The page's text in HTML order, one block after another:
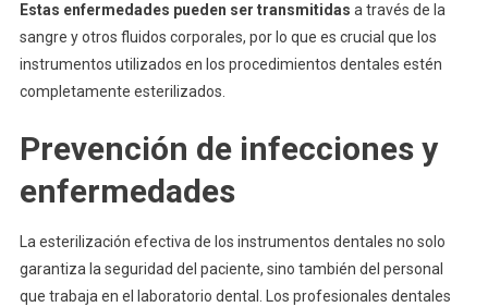
Estas enfermedades pueden ser transmitidas a través de la
sangre y otros fluidos corporales, por lo que es crucial que los
instrumentos utilizados en los procedimientos dentales estén
completamente esterilizados.
Prevención de infecciones y
enfermedades
La esterilización efectiva de los instrumentos dentales no solo
garantiza la seguridad del paciente, sino también del personal
que trabaja en el laboratorio dental. Los profesionales dentales